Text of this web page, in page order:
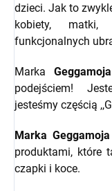
dzieci. Jak to
kobiety, matki,
funkcjonalnych
Marka Geggamoja
podejściem!
jesteśmy częścią
Marka
produktami, które
czapki i koce.